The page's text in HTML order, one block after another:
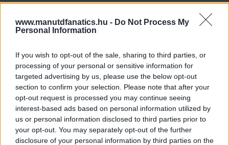
www.manutdfanatics.hu - Do Not Process My
Personal Information
If you wish to opt-out of the sale, sharing to third parties, or
processing of your personal or sensitive information for
targeted advertising by us, please use the below opt-out
section to confirm your selection. Please note that after your
opt-out request is processed you may continue seeing
interest-based ads based on personal information utilized by
us or personal information disclosed to third parties prior to
your opt-out. You may separately opt-out of the further
disclosure of your personal information by third parties on the